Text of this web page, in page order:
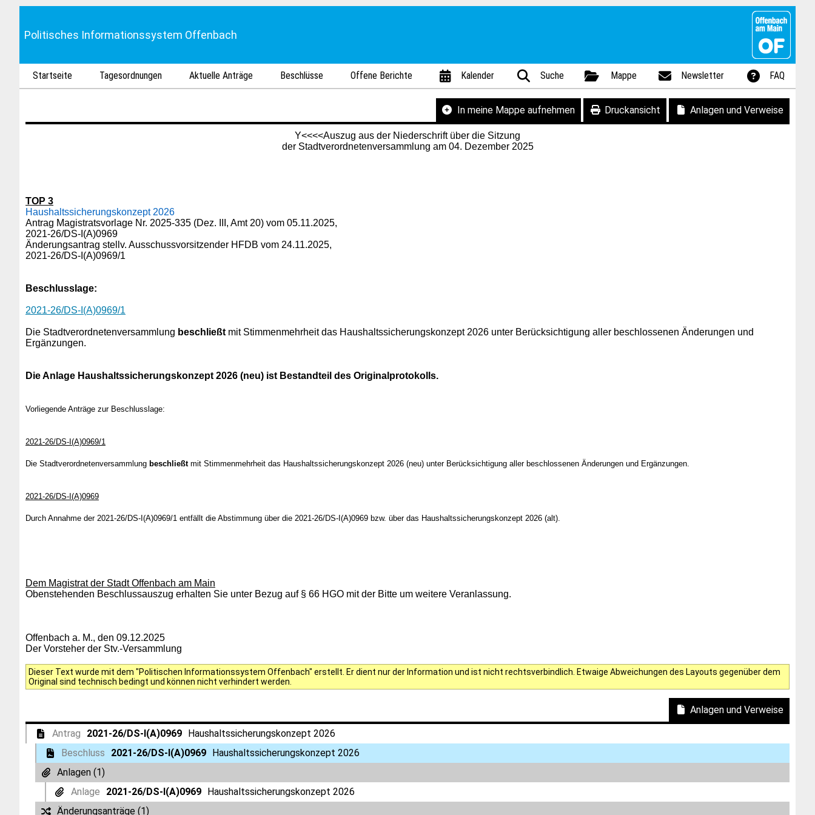
Politisches Informationssystem Offenbach
Startseite Tagesordnungen Aktuelle Anträge Beschlüsse Offene Berichte Kalender Suche Mappe Newsletter FAQ
In meine Mappe aufnehmen Druckansicht Anlagen und Verweise
Y<<<<Auszug aus der Niederschrift über die Sitzung
der Stadtverordnetenversammlung am 04. Dezember 2025
TOP 3
Haushaltssicherungskonzept 2026
Antrag Magistratsvorlage Nr. 2025-335 (Dez. III, Amt 20) vom 05.11.2025,
2021-26/DS-I(A)0969
Änderungsantrag stellv. Ausschussvorsitzender HFDB vom 24.11.2025,
2021-26/DS-I(A)0969/1
Beschlusslage:
2021-26/DS-I(A)0969/1
Die Stadtverordnetenversammlung beschließt mit Stimmenmehrheit das Haushaltssicherungskonzept 2026 unter Berücksichtigung aller beschlossenen Änderungen und
Ergänzungen.
Die Anlage Haushaltssicherungskonzept 2026 (neu) ist Bestandteil des Originalprotokolls.
Vorliegende Anträge zur Beschlusslage:
2021-26/DS-I(A)0969/1
Die Stadtverordnetenversammlung beschließtmit Stimmenmehrheit das Haushaltssicherungskonzept 2026 (neu) unter Berücksichtigung aller beschlossenen Änderungen und Ergänzungen.
2021-26/DS-I(A)0969
Durch Annahme der 2021-26/DS-I(A)0969/1 entfällt die Abstimmung über die 2021-26/DS-I(A)0969 bzw. über das Haushaltssicherungskonzept 2026 (alt).
Dem Magistrat der Stadt Offenbach am Main
Obenstehenden Beschlussauszug erhalten Sie unter Bezug auf § 66 HGO mit der Bitte um weitere Veranlassung.
Offenbach a. M., den 09.12.2025
Der Vorsteher der Stv.-Versammlung
Dieser Text wurde mit dem "Politischen Informationssystem Offenbach" erstellt. Er dient nur der Information und ist nicht rechtsverbindlich. Etwaige Abweichungen des Layouts gegenüber dem
Original sind technisch bedingt und können nicht verhindert werden.
Anlagen und Verweise
Antrag 2021-26/DS-I(A)0969
Haushaltssicherungskonzept 2026
Beschluss
2021-26/DS-I(A)0969 Haushaltssicherungskonzept 2026
Anlagen (1)
Anlage
2021-26/DS-I(A)0969
Haushaltssicherungskonzept 2026
Änderungsanträge (1)